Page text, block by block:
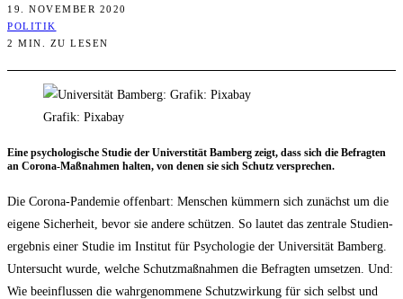
19. NOVEMBER 2020
POLITIK
2 MIN. ZU LESEN
Grafik: Pixabay
Eine psy­cho­lo­gi­sche Stu­die der Uni­vers­ti­tät Bam­berg zeigt, dass sich die Befrag­ten
an Coro­na-Maß­nah­men hal­ten, von denen sie sich Schutz versprechen.
Die Coro­na-Pan­de­mie offen­bart: Men­schen küm­mern sich zunächst um die
eige­ne Sicher­heit, bevor sie ande­re schüt­zen. So lau­tet das zen­tra­le Stu­di­en­
ergeb­nis einer Stu­die im Insti­tut für Psy­cho­lo­gie der Uni­ver­si­tät Bam­berg.
Unter­sucht wur­de, wel­che Schutz­maß­nah­men die Befrag­ten umset­zen. Und:
Wie beein­flus­sen die wahr­ge­nom­me­ne Schutz­wir­kung für sich selbst und